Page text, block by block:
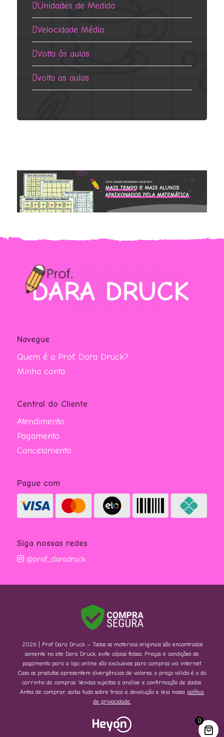
Unidades de Medida
Velocidade Média
Volta às aulas
volta as aulas
Navegue
Quem é a Prof. Dara Druck?
Minha conta
Central do Cliente
Atendimento
Pagamento
Cancelamento
Pague com
Siga nossas redes
@prof_daradruck
2026 | Prof. Dara Druck – Todos os materiais originais são encontrados
somente no site Dara Druck, evite cópias falsas. Preços e condições de
pagamento para a loja online são exclusivos para compras via internet.
Caso os produtos apresentem divergências de valores, o preço válido é o do
carrinho de compras. Vendas sujeitas a análise e confirmação de dados.
Antes de comprar, saiba tudo sobre troca e devolução e leia nossa política
de privacidade.
0